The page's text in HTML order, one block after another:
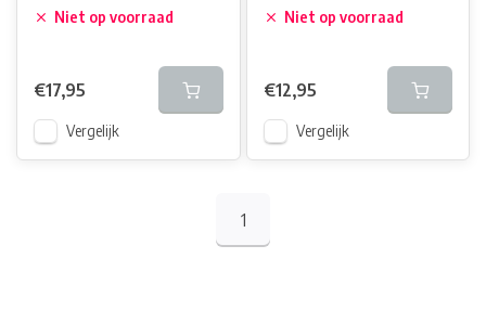
Niet op voorraad
€17,95
Vergelijk
Niet op voorraad
€12,95
Vergelijk
1